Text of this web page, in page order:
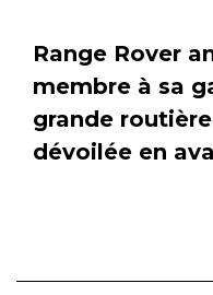
Range Rover
membre à sa
grande
dévoilée en